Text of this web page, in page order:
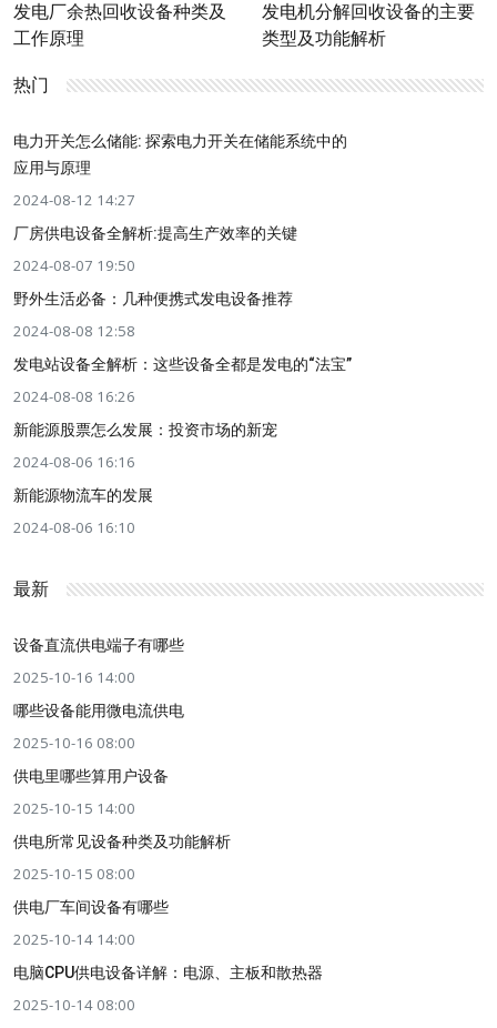
发电厂余热回收设备种类及
工作原理
发电机分解回收设备的主要
类型及功能解析
热门
电力开关怎么储能: 探索电力开关在储能系统中的
应用与原理
2024-08-12 14:27
厂房供电设备全解析:提高生产效率的关键
2024-08-07 19:50
野外生活必备：几种便携式发电设备推荐
2024-08-08 12:58
发电站设备全解析：这些设备全都是发电的“法宝”
2024-08-08 16:26
新能源股票怎么发展：投资市场的新宠
2024-08-06 16:16
新能源物流车的发展
2024-08-06 16:10
最新
设备直流供电端子有哪些
2025-10-16 14:00
哪些设备能用微电流供电
2025-10-16 08:00
供电里哪些算用户设备
2025-10-15 14:00
供电所常见设备种类及功能解析
2025-10-15 08:00
供电厂车间设备有哪些
2025-10-14 14:00
电脑CPU供电设备详解：电源、主板和散热器
2025-10-14 08:00